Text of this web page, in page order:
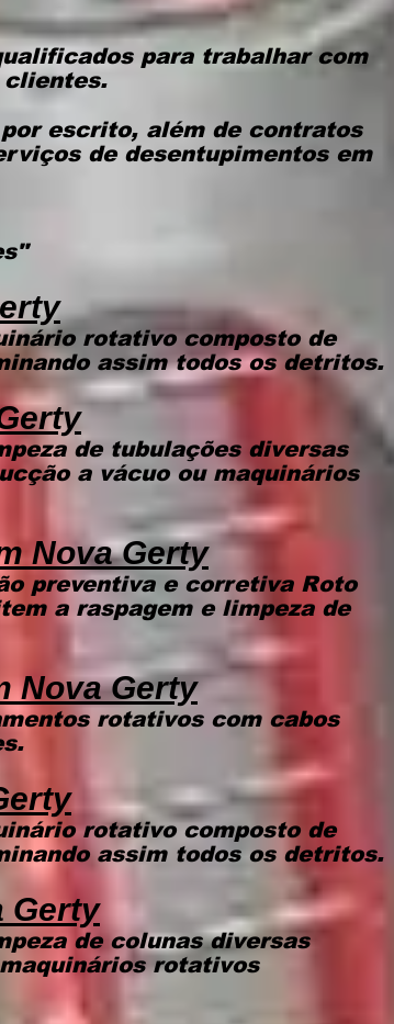
para trabalhar com
clientes.
escrito, além de contratos
de desentupimentos em
rotativo composto de
assim todos os detritos.
de tubulações diversas
a vácuo ou maquinários
Nova Gerty
preventiva e corretiva Roto
a raspagem e limpeza de
Nova Gerty
rotativos com cabos
rotativo composto de
assim todos os detritos.
Gerty
de colunas diversas
rotativos